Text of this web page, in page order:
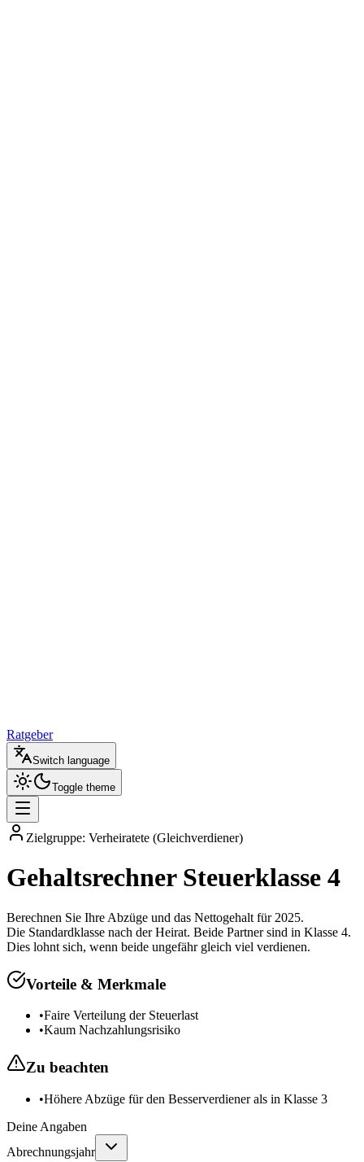
Ratgeber
Switch language
Toggle theme
Zielgruppe: Verheiratete (Gleichverdiener)
Gehaltsrechner Steuerklasse 4
Berechnen Sie Ihre Abzüge und das Nettogehalt für 2025.
Die Standardklasse nach der Heirat. Beide Partner sind in Klasse 4.
Dies lohnt sich, wenn beide ungefähr gleich viel verdienen.
Vorteile & Merkmale
•Faire Verteilung der Steuerlast
•Kaum Nachzahlungsrisiko
Zu beachten
•Höhere Abzüge für den Besserverdiener als in Klasse 3
Deine Angaben
Abrechnungsjahr